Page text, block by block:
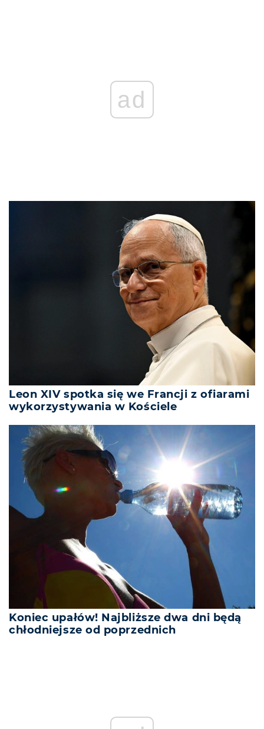
ad
Leon XIV spotka się we Francji z ofiarami
wykorzystywania w Kościele
Koniec upałów! Najbliższe dwa dni będą
chłodniejsze od poprzednich